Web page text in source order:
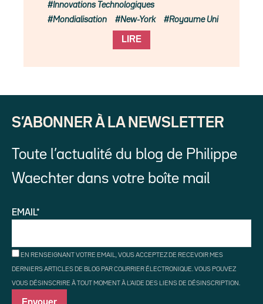
LIRE
Innovations Technologiques
Mondialisation
New-York Royaume Uni
S’ABONNER À LA NEWSLETTER
Toute l’actualité du blog de Philippe
Waechter dans votre boîte mail
EMAIL*
EN RENSEIGNANT VOTRE EMAIL, VOUS ACCEPTEZ DE RECEVOIR MES
DERNIERS ARTICLES DE BLOG PAR COURRIER ÉLECTRONIQUE. VOUS POUVEZ
VOUS DÉSINSCRIRE À TOUT MOMENT À L'AIDE DES LIENS DE DÉSINSCRIPTION.